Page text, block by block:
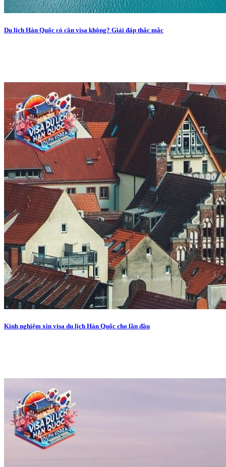
Du lịch Hàn Quốc có cần visa không? Giải đáp thắc mắc
Kinh nghiệm xin visa du lịch Hàn Quốc cho lần đầu